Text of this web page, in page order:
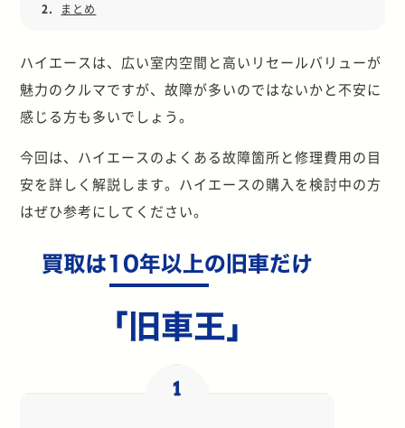
2.
まとめ
ハイエースは、広い室内空間と高いリセールバリューが
魅力のクルマですが、故障が多いのではないかと不安に
感じる方も多いでしょう。
今回は、ハイエースのよくある故障箇所と修理費用の目
安を詳しく解説します。ハイエースの購入を検討中の方
はぜひ参考にしてください。